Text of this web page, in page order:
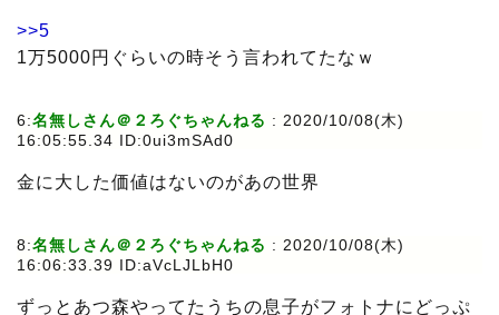
>>5
1万5000円ぐらいの時そう言われてたなｗ
6:名無しさん＠２ろぐちゃんねる : 2020/10/08(木)
16:05:55.34 ID:0ui3mSAd0
金に大した価値はないのがあの世界
8:名無しさん＠２ろぐちゃんねる : 2020/10/08(木)
16:06:33.39 ID:aVcLJLbH0
ずっとあつ森やってたうちの息子がフォトナにどっぷ